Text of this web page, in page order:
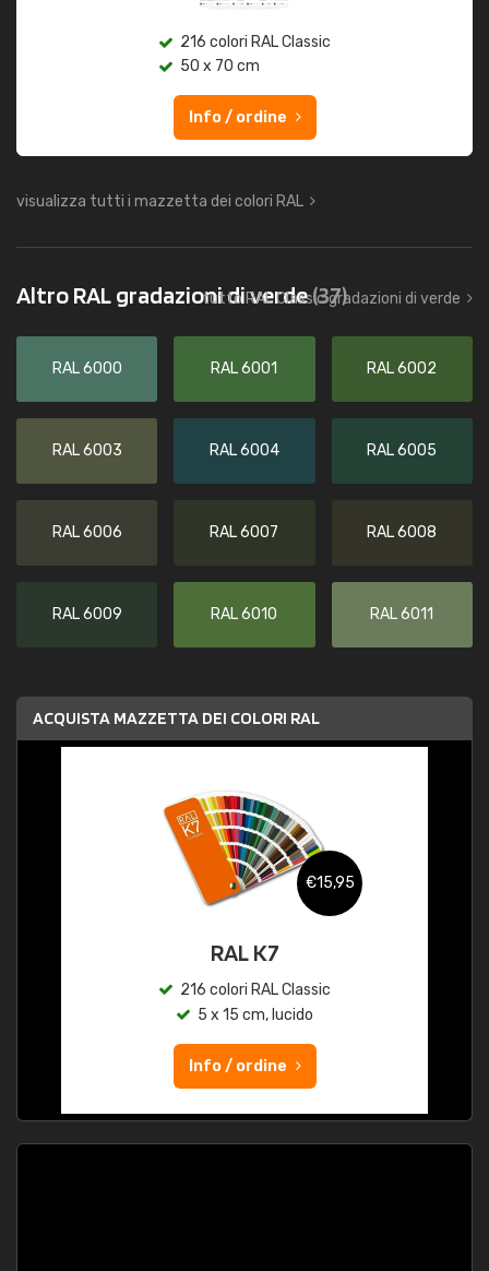
216 colori RAL Classic
50 x 70 cm
Info / ordine
visualizza tutti i mazzetta dei colori RAL
Altro RAL gradazioni di verde(37)
tutto RAL Classic gradazioni di verde
RAL 6000 RAL 6001 RAL 6002
RAL 6003 RAL 6004 RAL 6005
RAL 6006 RAL 6007 RAL 6008
RAL 6009 RAL 6010 RAL 6011
ACQUISTA MAZZETTA DEI COLORI RAL
€15,95
RAL K7
216 colori RAL Classic
5 x 15 cm, lucido
Info / ordine